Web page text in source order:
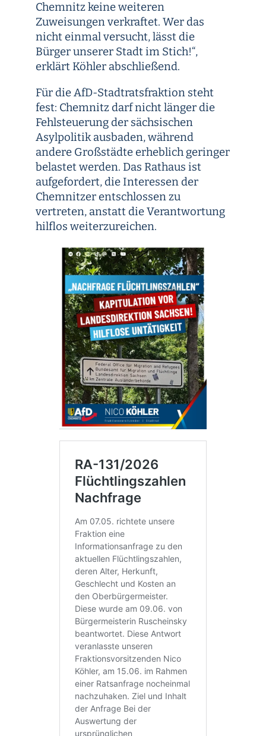
Chemnitz keine weiteren
Zuweisungen verkraftet. Wer das
nicht einmal versucht, lässt die
Bürger unserer Stadt im Stich!“,
erklärt Köhler abschließend.
Für die AfD-Stadtratsfraktion steht
fest: Chemnitz darf nicht länger die
Fehlsteuerung der sächsischen
Asylpolitik ausbaden, während
andere Großstädte erheblich geringer
belastet werden. Das Rathaus ist
aufgefordert, die Interessen der
Chemnitzer entschlossen zu
vertreten, anstatt die Verantwortung
hilflos weiterzureichen.